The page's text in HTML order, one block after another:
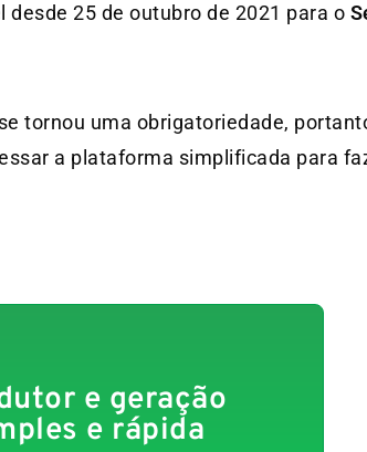
25 de outubro de 2021 para o
tornou uma obrigatoriedade,
a plataforma simplificada para
e geração
e rápida